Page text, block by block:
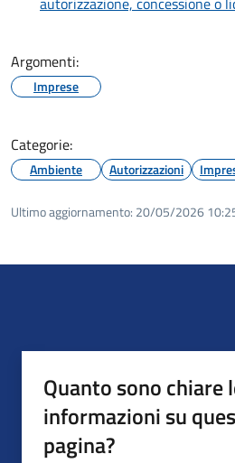
Argomenti:
Imprese
Categorie:
Ambiente Autorizzazioni
Ultimo aggiornamento: 20/05/2026
Quanto sono chiare
informazioni su
pagina?